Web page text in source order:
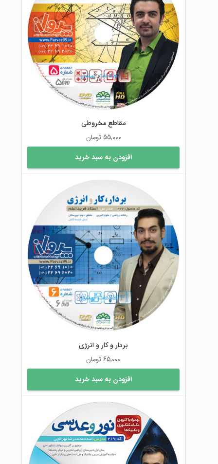
اطلاعات بیشتر
مقاطع مخروطی
55,000 تومان
افزودن به سبد خرید
اطلاعات بیشتر
بردار و کار و انرژی
65,000تومان
افزودن به سبد خرید